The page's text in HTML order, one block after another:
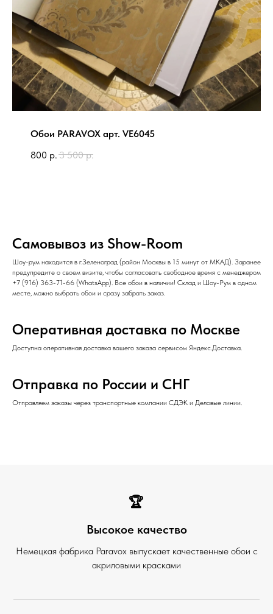
Обои PARAVOX арт. VE6045
800 р. 3 500 р.
Самовывоз из Show-Room
Шоу-рум находится в г.Зеленоград (район Москвы в 15 минут от МКАД). Заранее
предупредите о своем визите, чтобы согласовать свободное время с менеджером
+7 (916) 363-71-66 (WhatsApp). Все обои в наличии! Склад и Шоу-Рум в одном
месте, можно выбрать обои и сразу забрать заказ.
Оперативная доставка по Москве
Доступна оперативная доставка вашего заказа сервисом Яндекс.Доставка.
Отправка по России и СНГ
Отправляем заказы через транспортные компании СДЭК и Деловые линии.
🏆
Высокое качество
Немецкая фабрика Paravox выпускает качественные обои с
акриловыми красками